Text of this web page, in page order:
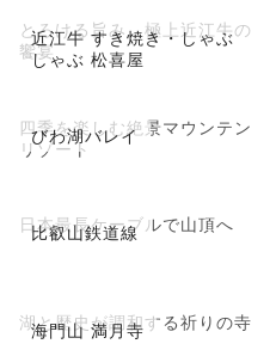
近江牛 すき焼き・しゃぶ
しゃぶ 松喜屋
とろける旨み、極上近江牛の
饗宴
びわ湖バレイ
四季を楽しむ絶景マウンテン
リゾート
比叡山鉄道線
日本最長ケーブルで山頂へ
海門山 満月寺
湖と歴史が調和する祈りの寺